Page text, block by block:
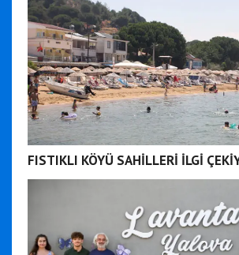
FISTIKLI KÖYÜ SAHİLLERİ İLGİ